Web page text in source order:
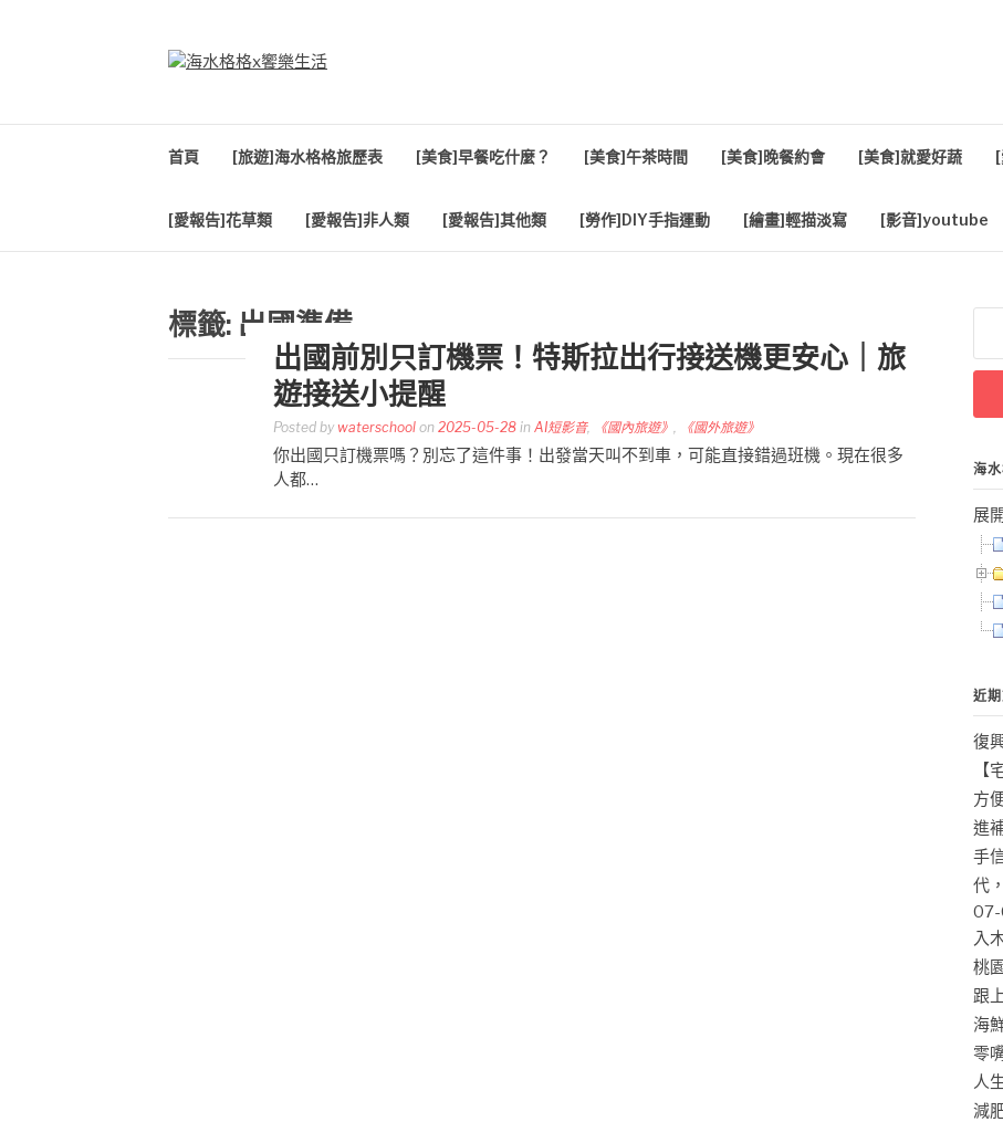
首頁 [旅遊]海水格格旅歷表 [美食]早餐吃什麼？ [美食]午茶時間 [美食]晚餐約會 [美食]就愛好蔬
[愛報告]花草類 [愛報告]非人類 [愛報告]其他類 [勞作]DIY手指運動 [繪畫]輕描淡寫 [影音]youtube
標籤: 出國準備
出國前別只訂機票！特斯拉出行接送機更安心｜旅
遊接送小提醒
Posted by waterschool on 2025-05-28 in AI短影音, 《國內旅遊》 , 《國外旅遊》
你出國只訂機票嗎？別忘了這件事！出發當天叫不到車，可能直接錯過班機。現在很多
人都…
關
字:
海
展
近
復
【
方
進
手
代
入
桃
跟
海
零
人
減